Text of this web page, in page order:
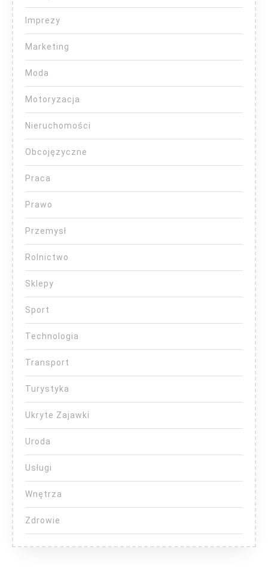
Imprezy
Marketing
Moda
Motoryzacja
Nieruchomości
Obcojęzyczne
Praca
Prawo
Przemysł
Rolnictwo
Sklepy
Sport
Technologia
Transport
Turystyka
Ukryte Zajawki
Uroda
Usługi
Wnętrza
Zdrowie